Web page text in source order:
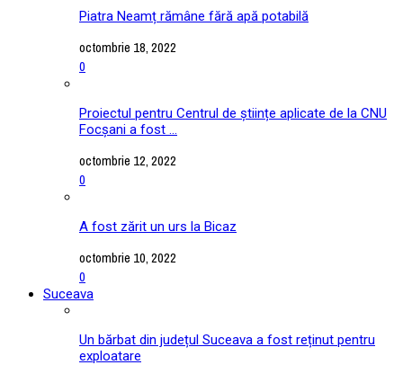
Piatra Neamț rămâne fără apă potabilă
octombrie 18, 2022
0
Proiectul pentru Centrul de științe aplicate de la CNU
Focșani a fost ...
octombrie 12, 2022
0
A fost zărit un urs la Bicaz
octombrie 10, 2022
0
Suceava
Un bărbat din județul Suceava a fost reținut pentru
exploatare